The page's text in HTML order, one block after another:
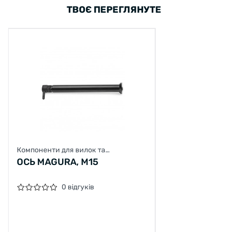
ТВОЄ ПЕРЕГЛЯНУТЕ
Компоненти для вилок та
амортизаторів
ОСЬ MAGURA, M15
0 відгуків